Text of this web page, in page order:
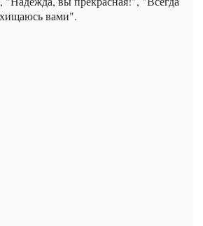
вами".